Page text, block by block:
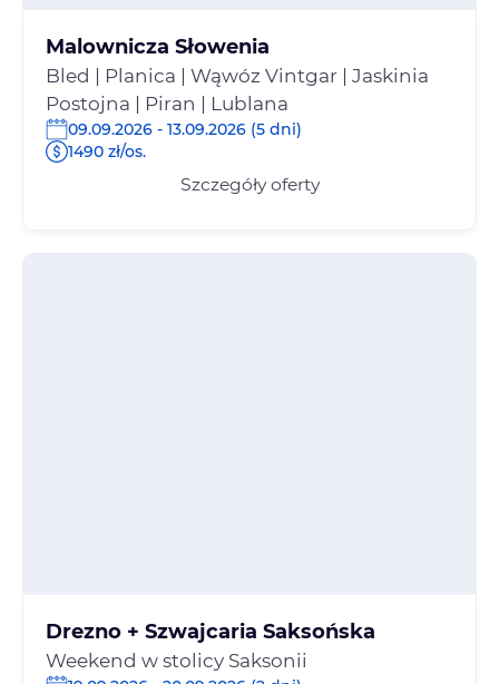
Malownicza Słowenia
Bled | Planica | Wąwóz Vintgar | Jaskinia
Postojna | Piran | Lublana
09.09.2026 - 13.09.2026 (5 dni)
1490 zł/os.
Szczegóły oferty
Drezno + Szwajcaria Saksońska
Weekend w stolicy Saksonii